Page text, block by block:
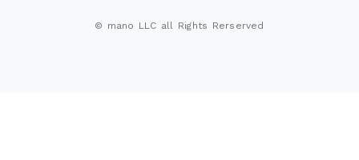
© mano LLC all Rights Rerserved